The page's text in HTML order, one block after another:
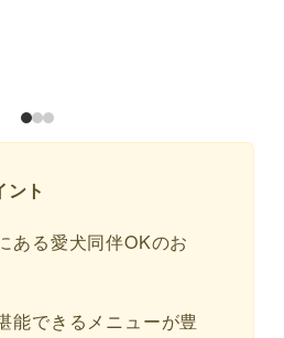
ント
ある愛犬同伴OKのお
能できるメニューが豊